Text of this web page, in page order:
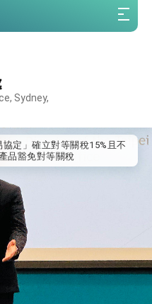
Sydney,
近國家共同維護國際秩序
抵達史瓦帝尼王國進行國是
茶敘 盼化分歧為團結、為
3大面向加速臺灣經濟轉型
持並盡速通過
定」確立對等關稅15%且不
品豁免對等關稅
AFP）專訪內容
交事務》撰文指出：自由
作方能守護繁榮
台灣光華雜誌》50週年慶
的光華」開幕式，期許數
繁榮夥伴對話」記者會 說
方向 盼與民主夥伴共同引
尼「時代雜誌」專訪，闡
深化台印尼半導體供應鏈合